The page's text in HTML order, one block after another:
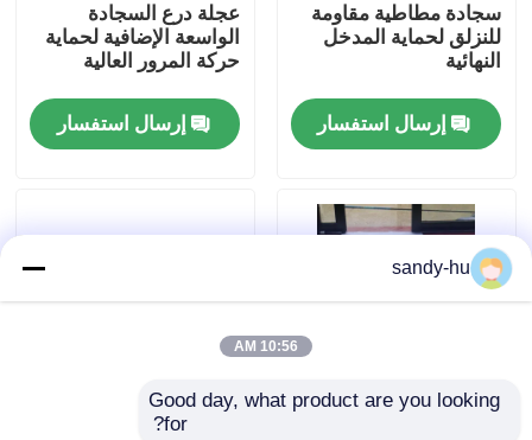
مراقبة الجودة
اتصل بنا
أخبار
القضايا
سجادة مطاطية مقاومة
للنزلق لحماية المدخل
النهائية
إرسال استفسار
عجلة درع السجادة
الواسعة الإضافية لحماية
حركة المرور العالية
إرسال استفسار
نظام بلاط واقي أرضية
sandy-hu
10:56 AM
Good day, what product are you looking
for?